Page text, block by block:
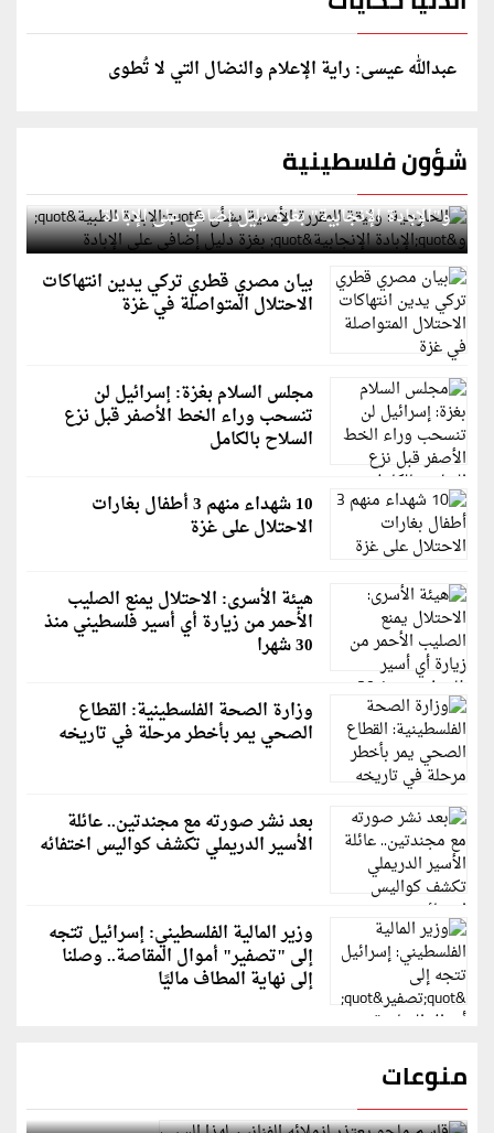
عبدالله عيسى: راية الإعلام والنضال التي لا تُطوى
شؤون فلسطينية
الخارجية: وثيقة المقررة الأممية بشأن "الإبادة الطبية"
و"الإبادة الإنجابية" بغزة دليل إضافي على الإبادة
بيان مصري قطري تركي يدين انتهاكات
الاحتلال المتواصلة في غزة
مجلس السلام بغزة: إسرائيل لن
تنسحب وراء الخط الأصفر قبل نزع
السلاح بالكامل
10 شهداء منهم 3 أطفال بغارات
الاحتلال على غزة
هيئة الأسرى: الاحتلال يمنع الصليب
الأحمر من زيارة أي أسير فلسطيني منذ
30 شهرا
وزارة الصحة الفلسطينية: القطاع
الصحي يمر بأخطر مرحلة في تاريخه
بعد نشر صورته مع مجندتين.. عائلة
الأسير الدريملي تكشف كواليس اختفائه
وزير المالية الفلسطيني: إسرائيل تتجه
إلى "تصفير" أموال المقاصة.. وصلنا
إلى نهاية المطاف ماليًا
منوعات
قاسم ملحو يعتذر لزملائه الفنانين لهذا السبب